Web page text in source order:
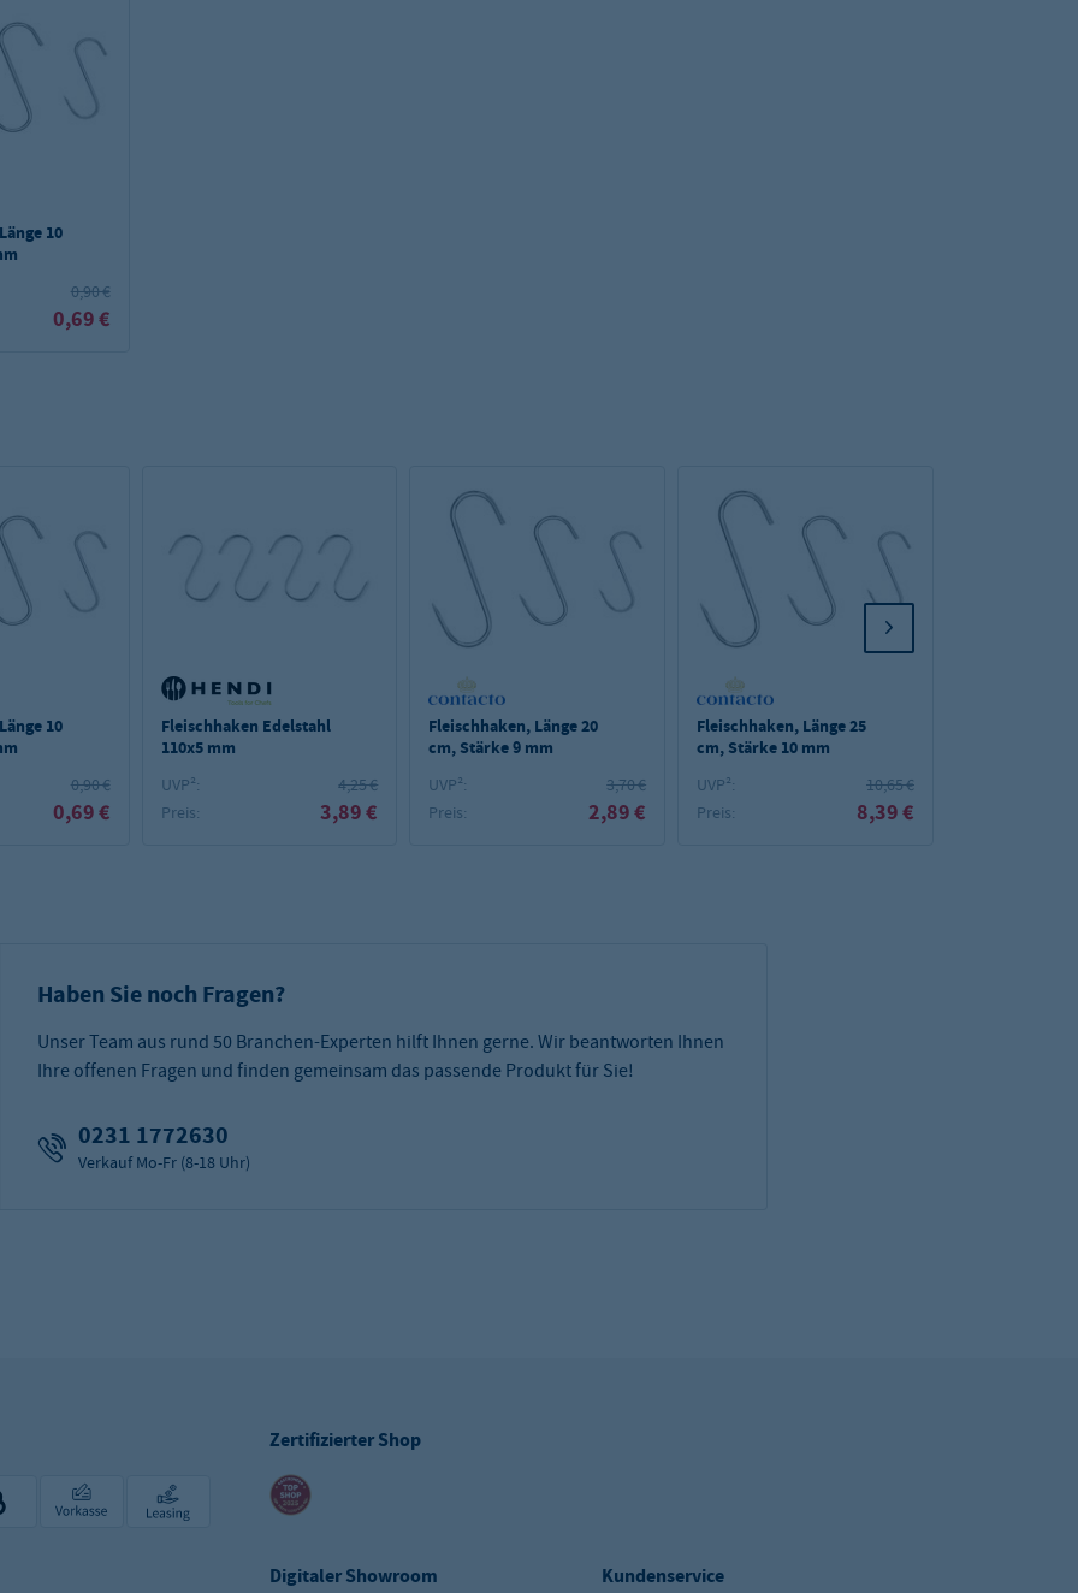
10
0,90 €
0,69 €
10
0,90 €
0,69 €
Fleischhaken Edelstahl
110x5 mm
UVP²:
4,25 €
Preis:
3,89 €
Fleischhaken, Länge 20
cm, Stärke 9 mm
UVP²:
3,70 €
Preis:
2,89 €
Fleischhaken, Länge 25
cm, Stärke 10 mm
UVP²:
10,65 €
Preis:
8,39 €
Haben Sie noch Fragen?
Unser Team aus rund 50 Branchen-Experten hilft Ihnen gerne. Wir beantworten Ihnen
Ihre offenen Fragen und finden gemeinsam das passende Produkt für Sie!
0231 1772630
Verkauf Mo-Fr (8-18 Uhr)
Zertifizierter Shop
Digitaler Showroom Kundenservice